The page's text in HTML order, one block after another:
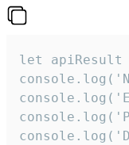
let apiResult